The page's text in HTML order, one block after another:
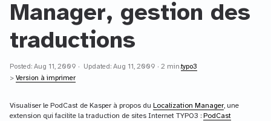
Manager, gestion des
traductions
Posted: Aug 11, 2009 · Updated: Aug 11, 2009 · 2 min.typo3
> Version à imprimer
Visualiser le PodCast de Kasper à propos du Localization Manager, une
extension qui facilite la traduction de sites Internet TYPO3 : PodCast